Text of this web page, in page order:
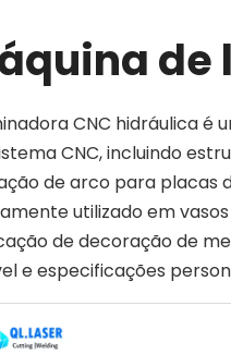
de
CNC hidráulica
CNC, incluindo
de arco para placas
utilizado em
de decoração de
e especificações